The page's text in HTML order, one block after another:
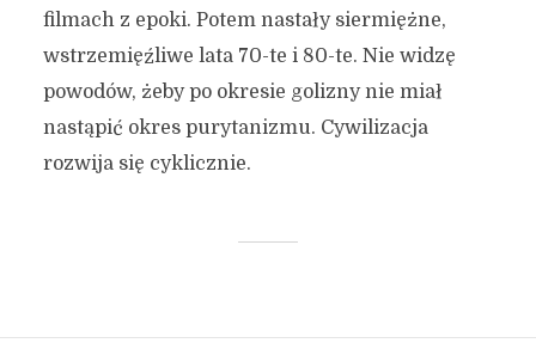
filmach z epoki. Potem nastały siermiężne,
wstrzemięźliwe lata 70-te i 80-te. Nie widzę
powodów, żeby po okresie golizny nie miał
nastąpić okres purytanizmu. Cywilizacja
rozwija się cyklicznie.